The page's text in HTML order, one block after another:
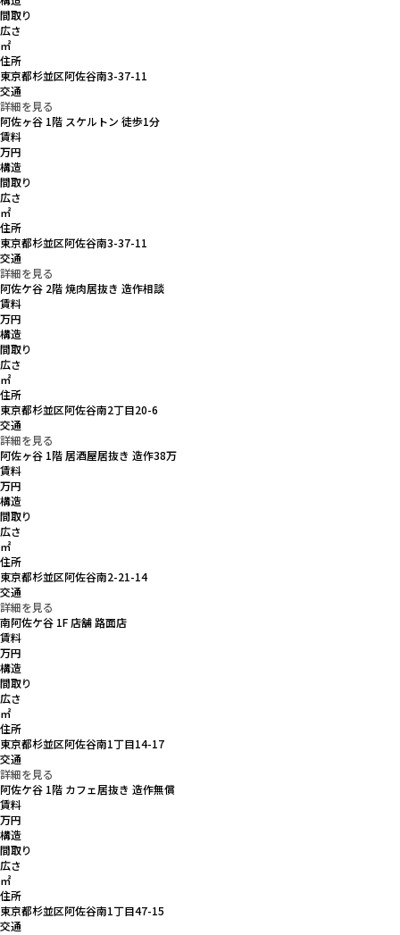
間取り
広さ
㎡
住所
東京都杉並区阿佐谷南3-37-11
交通
詳細を見る
阿佐ヶ谷 1階 スケルトン 徒歩1分
賃料
万円
構造
間取り
広さ
㎡
住所
東京都杉並区阿佐谷南3-37-11
交通
詳細を見る
阿佐ケ谷 2階 焼肉居抜き 造作相談
賃料
万円
構造
間取り
広さ
㎡
住所
東京都杉並区阿佐谷南2丁目20-6
交通
詳細を見る
阿佐ヶ谷 1階 居酒屋居抜き 造作38万
賃料
万円
構造
間取り
広さ
㎡
住所
東京都杉並区阿佐谷南2-21-14
交通
詳細を見る
南阿佐ケ谷 1F 店舗 路面店
賃料
万円
構造
間取り
広さ
㎡
住所
東京都杉並区阿佐谷南1丁目14-17
交通
詳細を見る
阿佐ケ谷 1階 カフェ居抜き 造作無償
賃料
万円
構造
間取り
広さ
㎡
住所
東京都杉並区阿佐谷南1丁目47-15
交通